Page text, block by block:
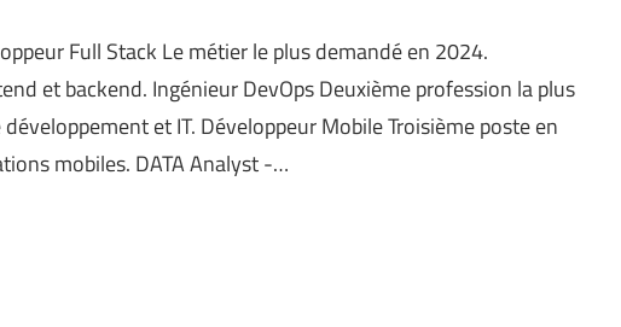
Full Stack Le métier le plus demandé en 2024.
et backend. Ingénieur DevOps Deuxième profession la plus
et IT. Développeur Mobile Troisième poste en
mobiles. DATA Analyst -…